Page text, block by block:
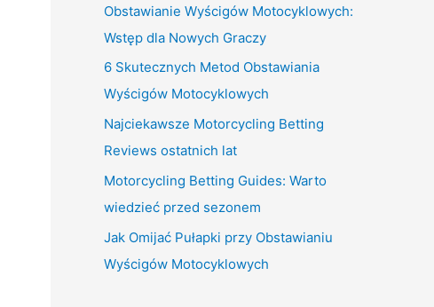
Obstawianie Wyścigów Motocyklowych:
Wstęp dla Nowych Graczy
6 Skutecznych Metod Obstawiania
Wyścigów Motocyklowych
Najciekawsze Motorcycling Betting
Reviews ostatnich lat
Motorcycling Betting Guides: Warto
wiedzieć przed sezonem
Jak Omijać Pułapki przy Obstawianiu
Wyścigów Motocyklowych